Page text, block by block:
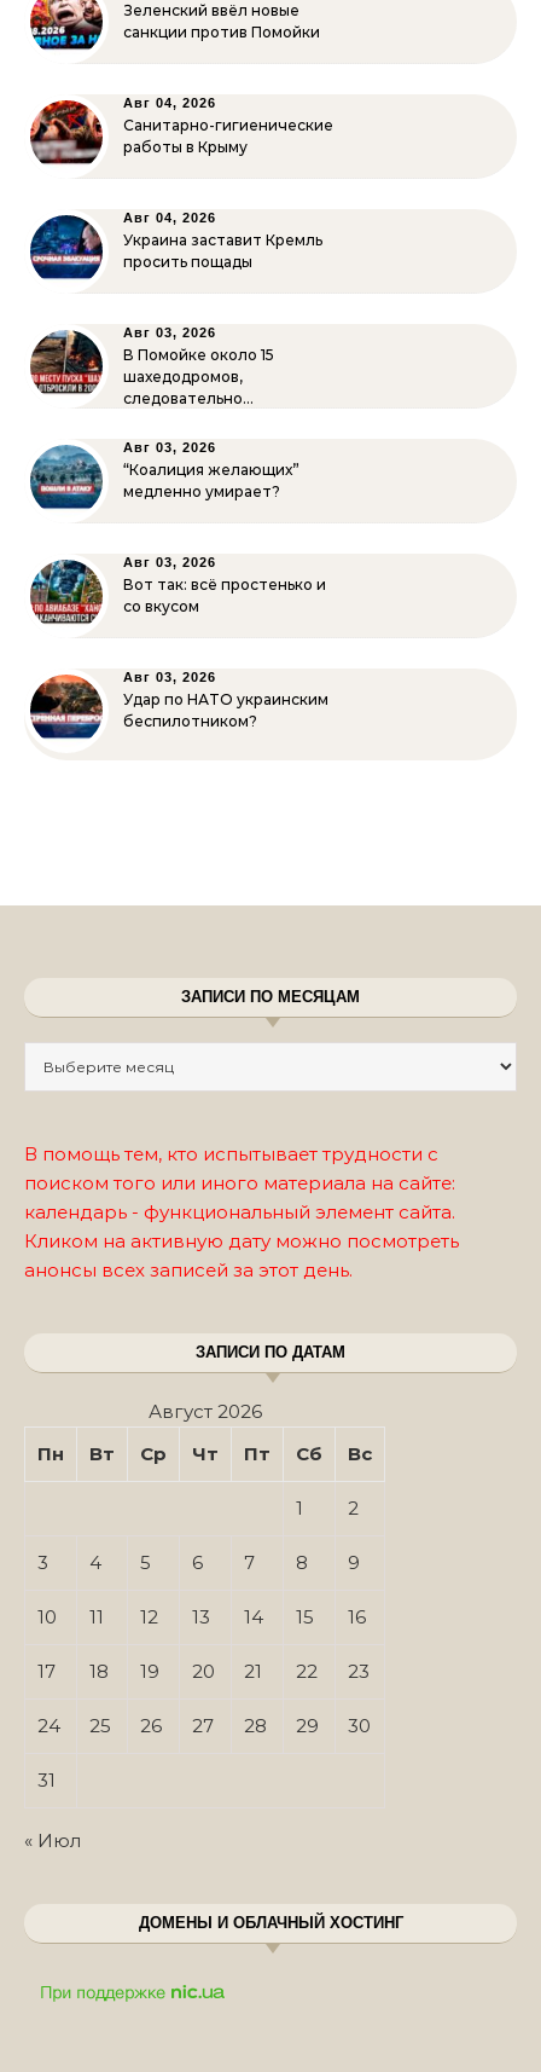
Зеленский ввёл новые
санкции против Помойки
Авг 04, 2026
Санитарно-гигиенические
работы в Крыму
Авг 04, 2026
Украина заставит Кремль
просить пощады
Авг 03, 2026
В Помойке около 15
шахедодромов,
следовательно…
Авг 03, 2026
“Коалиция желающих”
медленно умирает?
Авг 03, 2026
Вот так: всё простенько и
со вкусом
Авг 03, 2026
Удар по НАТО украинским
беспилотником?
ЗАПИСИ ПО МЕСЯЦАМ
В помощь тем, кто испытывает трудности с
поиском того или иного материала на сайте:
календарь - функциональный элемент сайта.
Кликом на активную дату можно посмотреть
анонсы всех записей за этот день.
ЗАПИСИ ПО ДАТАМ
Август 2026
Пн
Вт Ср Чт Пт Сб Вс
1 2
3 4 5 6 7 8 9
10 11 12 13 14 15 16
17 18 19 20 21 22 23
24 25 26 27 28 29 30
31
« Июл
ДОМЕНЫ И ОБЛАЧНЫЙ ХОСТИНГ